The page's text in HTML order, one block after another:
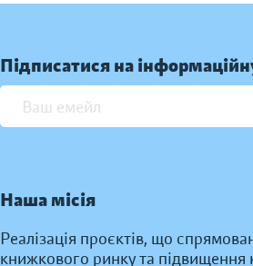
Підписатися на
Наша місія
Реалізація проєктів, що
книжкового ринку та підвищення